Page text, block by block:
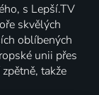
s Lepší.TV
skvělých
oblíbených
unii přes
takže